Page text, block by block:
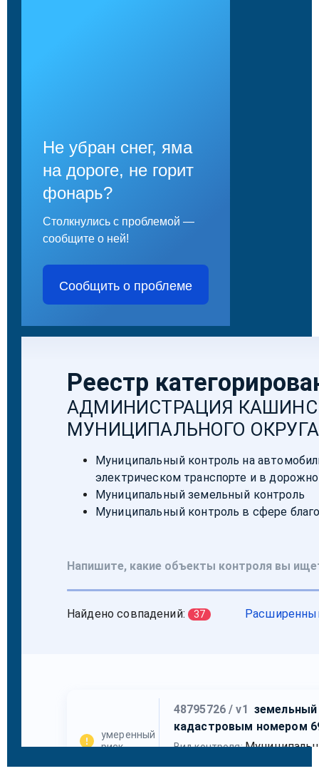
Не убран снег, яма
на дороге, не горит
фонарь?
Столкнулись с проблемой —
сообщите о ней!
Сообщить о проблеме